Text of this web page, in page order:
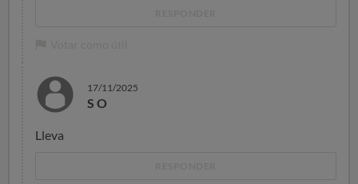
17/11/2025
S O
Lleva